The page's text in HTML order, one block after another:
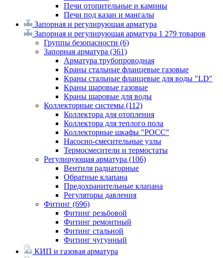
Печи отопительные и камины
Печи под казан и мангалы
Запорная и регулирующая арматура
Запорная и регулирующая арматура 1 279 товаров
Группы безопасности (6)
Запорная арматура (361)
Арматура трубопроводная
Краны стальные фланцевые газовые
Краны стальные фланцевые для воды "LD"
Краны шаровые газовые
Краны шаровые для воды
Коллекторные системы (112)
Коллектора для отопления
Коллектора для теплого пола
Коллекторные шкафы "РОСС"
Насосно-смесительные узлы
Термосмесители и термостаты
Регулирующая арматура (106)
Вентиля радиаторные
Обратные клапана
Предохранительные клапана
Регуляторы давления
Фитинг (696)
Фитинг резьбовой
Фитинг ремонтный
Фитинг стальной
Фитинг чугунный
КИП и газовая арматура